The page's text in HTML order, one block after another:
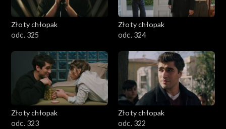
Złoty chłopak
odc. 325
Złoty chłopak
odc. 324
Złoty chłopak
odc. 323
Złoty chłopak
odc. 322